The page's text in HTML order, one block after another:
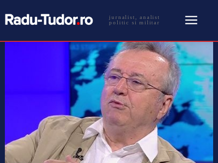
jurnalist, analist
politic si militar